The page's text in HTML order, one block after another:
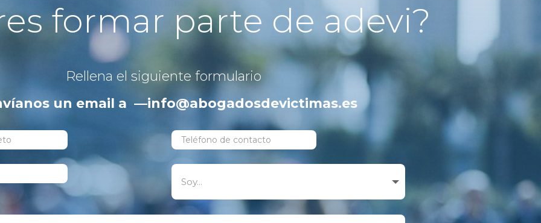
formar parte de adevi?
Rellena el siguiente formulario
un email a —info@abogadosdevictimas.es